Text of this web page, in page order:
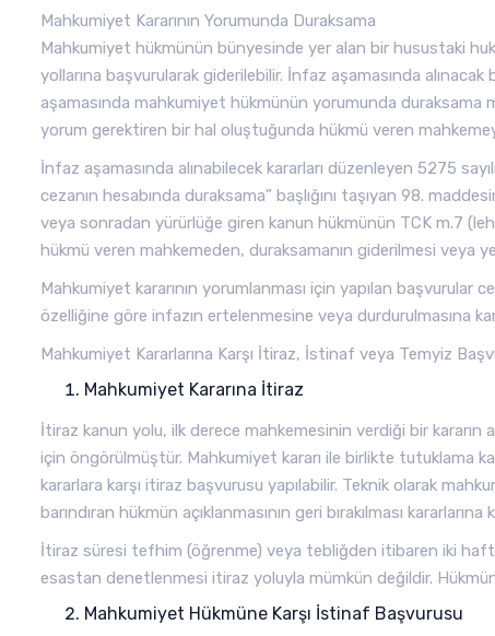
Mahkumiyet Kararının Yorumunda Duraksama
Mahkumiyet hükmünün bünyesinde yer alan bir husustaki
yollarına başvurularak giderilebilir. İnfaz aşamasında
aşamasında mahkumiyet hükmünün yorumunda duraksama
yorum gerektiren bir hal oluştuğunda hükmü veren
İnfaz aşamasında alınabilecek kararları düzenleyen 5275
cezanın hesabında duraksama” başlığını taşıyan 98.
veya sonradan yürürlüğe giren kanun hükmünün TCK m.7
hükmü veren mahkemeden, duraksamanın giderilmesi veya
Mahkumiyet kararının yorumlanması için yapılan başvurular
özelliğine göre infazın ertelenmesine veya durdurulmasına
Mahkumiyet Kararlarına Karşı İtiraz, İstinaf veya Temyiz
Mahkumiyet Kararına İtiraz
İtiraz kanun yolu, ilk derece mahkemesinin verdiği bir
için öngörülmüştür. Mahkumiyet kararı ile birlikte tutuklama
kararlara karşı itiraz başvurusu yapılabilir. Teknik olarak
barındıran hükmün açıklanmasının geri bırakılması
İtiraz süresi tefhim (öğrenme) veya tebliğden itibaren iki
esastan denetlenmesi itiraz yoluyla mümkün değildir.
Mahkumiyet Hükmüne Karşı İstinaf Başvurusu